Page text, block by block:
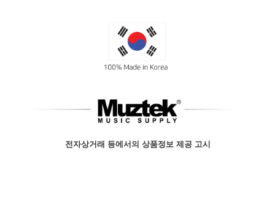
전자상거래 등에서의 상품정보 제공 고시